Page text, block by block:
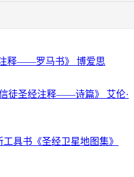
注释——罗马书》 博爱思
信徒圣经注释——诗篇》 艾伦·
工具书《圣经卫星地图集》